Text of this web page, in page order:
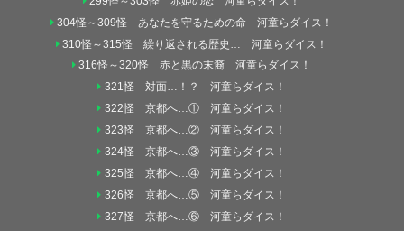
304怪～309怪 あなたを守るための命 河童らダイス！
310怪～315怪 繰り返される歴史… 河童らダイス！
316怪～320怪 赤と黒の末裔 河童らダイス！
321怪 対面…！？ 河童らダイス！
322怪 京都へ…① 河童らダイス！
323怪 京都へ…② 河童らダイス！
324怪 京都へ…③ 河童らダイス！
325怪 京都へ…④ 河童らダイス！
326怪 京都へ…⑤ 河童らダイス！
327怪 京都へ…⑥ 河童らダイス！